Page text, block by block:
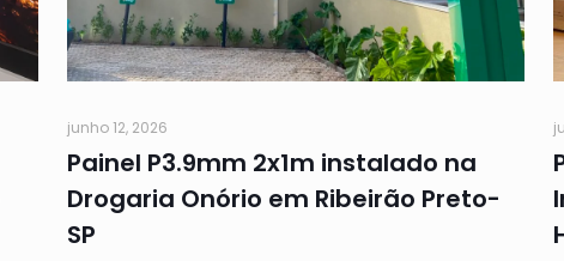
junho 12, 2026
Painel P3.9mm 2x1m instalado na
Drogaria Onório em Ribeirão Preto-
SP